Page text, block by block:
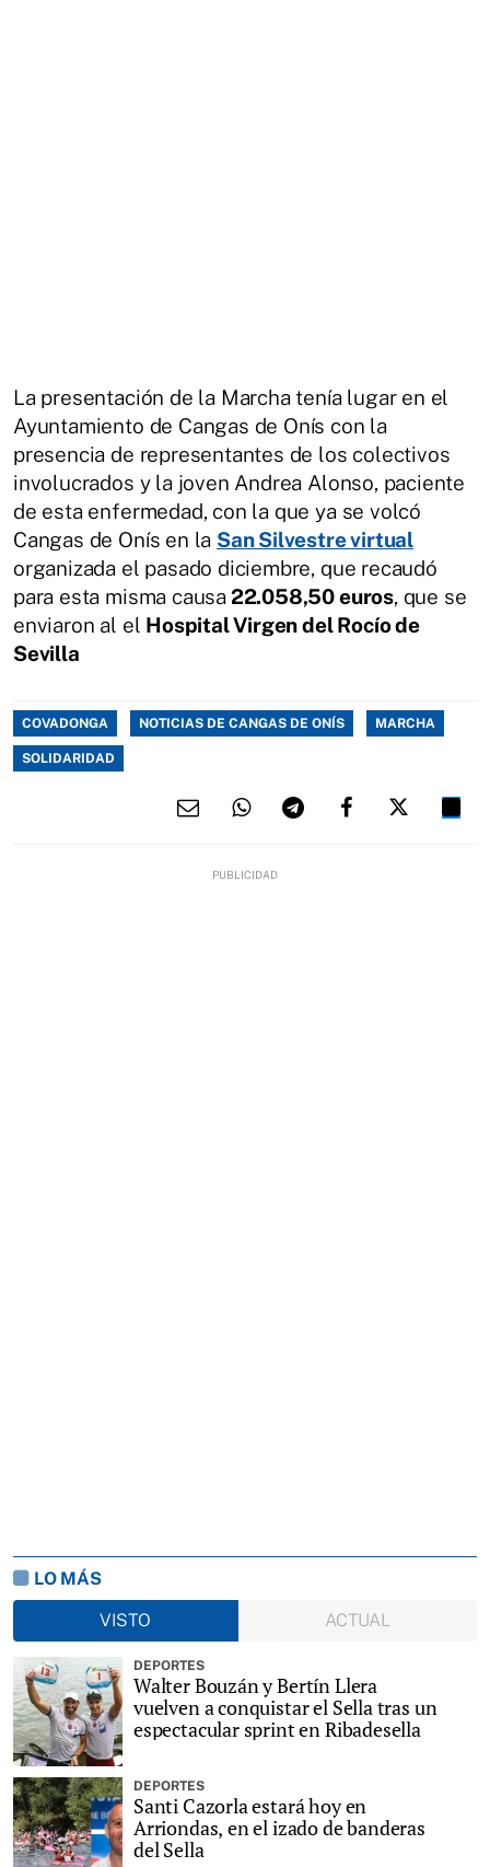
La presentación de la Marcha tenía lugar en el
Ayuntamiento de Cangas de Onís con la
presencia de representantes de los colectivos
involucrados y la joven Andrea Alonso, paciente
de esta enfermedad, con la que ya se volcó
Cangas de Onís en la San Silvestre virtual
organizada el pasado diciembre, que recaudó
para esta misma causa 22.058,50 euros, que se
enviaron al el Hospital Virgen del Rocío de
Sevilla
COVADONGA NOTICIAS DE CANGAS DE ONÍS MARCHA
SOLIDARIDAD
LO MÁS
VISTO
ACTUAL
DEPORTES
Walter Bouzán y Bertín Llera
vuelven a conquistar el Sella tras un
espectacular sprint en Ribadesella
DEPORTES
Santi Cazorla estará hoy en
Arriondas, en el izado de banderas
del Sella